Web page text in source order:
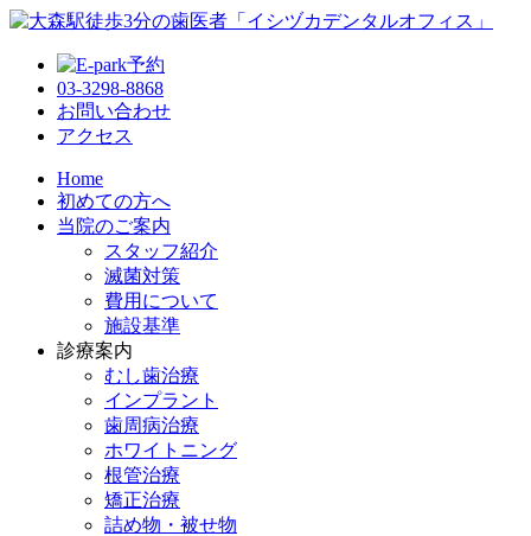
03-3298-8868
お問い合わせ
アクセス
Home
初めての方へ
当院のご案内
スタッフ紹介
滅菌対策
費用について
施設基準
診療案内
むし歯治療
インプラント
歯周病治療
ホワイトニング
根管治療
矯正治療
詰め物・被せ物